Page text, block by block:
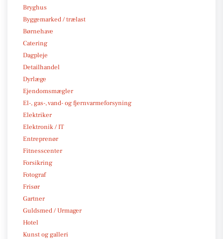
Bryghus
Byggemarked / trælast
Børnehave
Catering
Dagpleje
Detailhandel
Dyrlæge
Ejendomsmægler
El-, gas-, vand- og fjernvarmeforsyning
Elektriker
Elektronik / IT
Entreprenør
Fitnesscenter
Forsikring
Fotograf
Frisør
Gartner
Guldsmed / Urmager
Hotel
Kunst og galleri